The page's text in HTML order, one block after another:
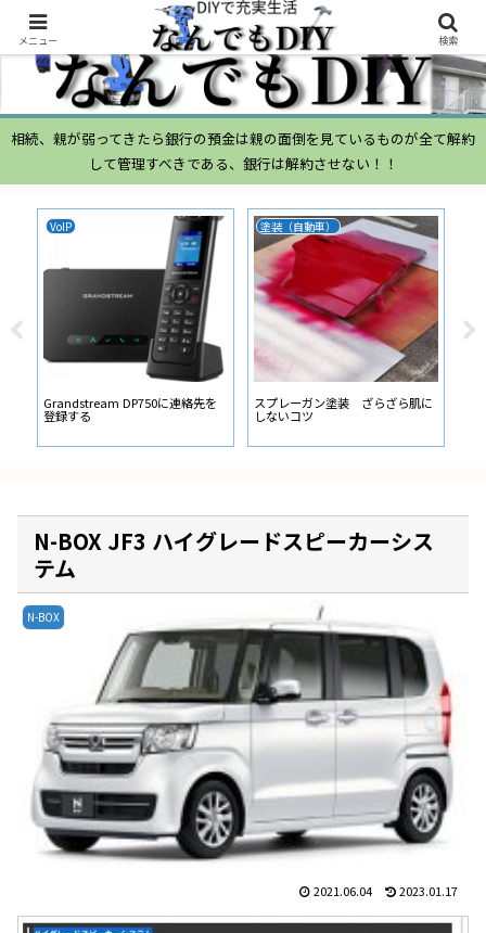
相続、親が弱ってきたら銀行の預金は親の面倒を見ているものが全て解約
して管理すべきである、銀行は解約させない！！
VoIP
Grandstream DP750に連絡先を
登録する
塗装（自動車）
スプレーガン塗装 ざらざら肌に
しないコツ
ム
N-BOX JF3 ハイグレードスピーカーシス
テム
N-BOX
2021.06.04 2023.01.17
メニュー 検索